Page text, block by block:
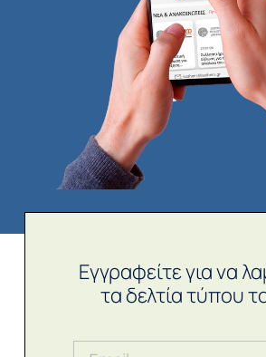
Εγγραφείτε για να
τα δελτία τύπου